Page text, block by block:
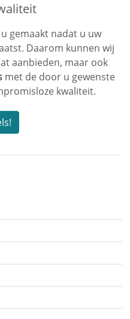
gemaakt nadat u uw
Daarom kunnen wij
aanbieden, maar ook
met de door u gewenste
kwaliteit.